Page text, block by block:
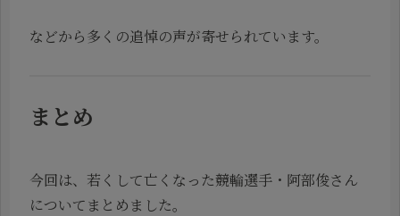
などから多くの追悼の声が寄せられています。
まとめ
今回は、若くして亡くなった競輪選手・阿部俊さん
についてまとめました。